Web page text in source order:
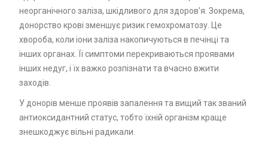
неорганічного заліза, шкідливого для здоров’я. Зокрема,
донорство крові зменшує ризик гемохроматозу. Це
хвороба, коли іони заліза накопичуються в печінці та
інших органах. Її симптоми перекриваються проявами
інших недуг, і їх важко розпізнати та вчасно вжити
заходів.
У донорів менше проявів запалення та вищий так званий
антиоксидантний статус, тобто їхній організм краще
знешкоджує вільні радикали.